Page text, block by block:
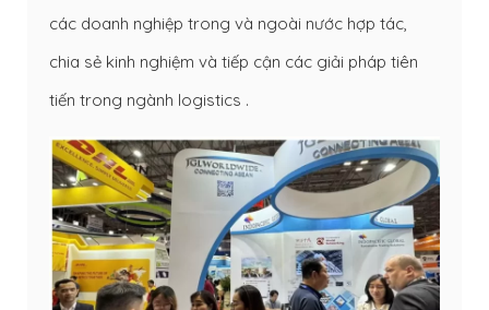
các doanh nghiệp trong và ngoài nước hợp tác,
chia sẻ kinh nghiệm và tiếp cận các giải pháp tiên
tiến trong ngành logistics .